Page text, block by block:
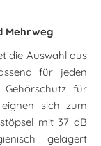
Mehrweg
die Auswahl aus
für jeden
für
sich zum
mit 37 dB
gelagert